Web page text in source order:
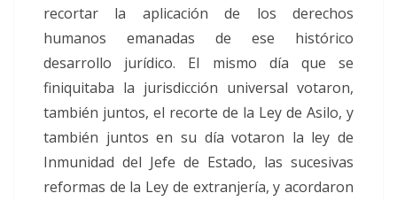
recortar la aplicación de los derechos
humanos emanadas de ese histórico
desarrollo jurídico. El mismo día que se
finiquitaba la jurisdicción universal votaron,
también juntos, el recorte de la Ley de Asilo, y
también juntos en su día votaron la ley de
Inmunidad del Jefe de Estado, las sucesivas
reformas de la Ley de extranjería, y acordaron